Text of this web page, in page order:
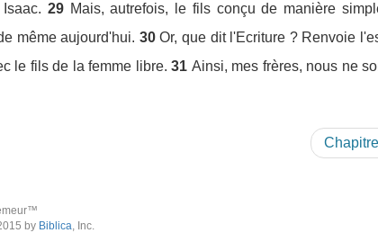
29 Mais, autrefois, le fils conçu de manière
même aujourd'hui. 30 Or, que dit l'Ecriture ? Renvoie
le fils de la femme libre. 31 Ainsi, mes frères, nous ne
by Biblica, Inc.